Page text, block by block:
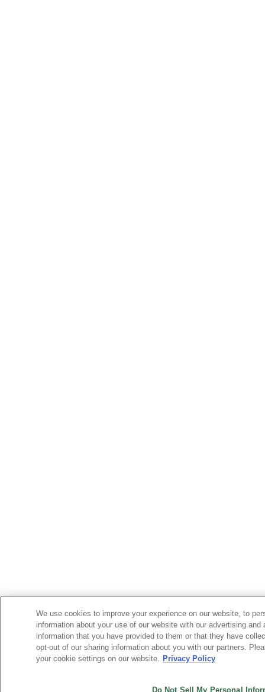
We use cookies to improve your experience on our website, to
information about your use of our website with our advertising
information that you have provided to them or that they have
opt-out of our sharing information about you with our partners.
your cookie settings on our website. Privacy Policy
Do Not Sell My Personal